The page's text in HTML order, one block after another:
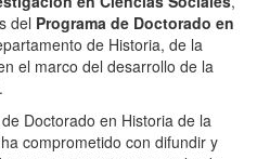
del Programa de Doctorado en
de Historia, de la
el marco del desarrollo de la
Doctorado en Historia de la
comprometido con difundir y